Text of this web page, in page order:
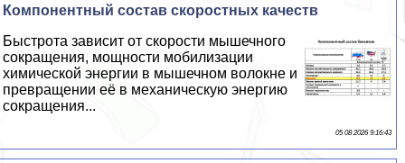
Компонентный состав скоростных качеств
Быстрота зависит от скорости мышечного
сокращения, мощности мобилизации
химической энергии в мышечном волокне и
превращении её в механическую энергию
сокращения...
05 08 2026 9:16:43